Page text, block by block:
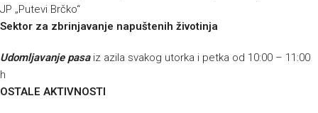
JP „Putevi Brčko“
Sektor za zbrinjavanje napuštenih životinja
Udomljavanje pasaiz azila svakog utorka i petka od 10:00 – 11:00
h
OSTALE AKTIVNOSTI